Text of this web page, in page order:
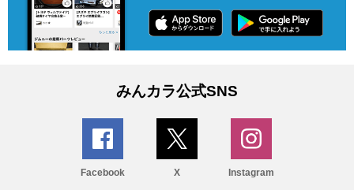
みんカラ公式SNS
Facebook X Instagram